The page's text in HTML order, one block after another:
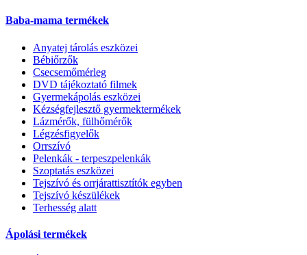
Baba-mama termékek
Anyatej tárolás eszközei
Bébiőrzők
Csecsemőmérleg
DVD tájékoztató filmek
Gyermekápolás eszközei
Kézségfejlesztő gyermektermékek
Lázmérők, fülhőmérők
Légzésfigyelők
Orrszívó
Pelenkák - terpeszpelenkák
Szoptatás eszközei
Tejszívó és orrjárattisztítók egyben
Tejszívó készülékek
Terhesség alatt
Ápolási termékek